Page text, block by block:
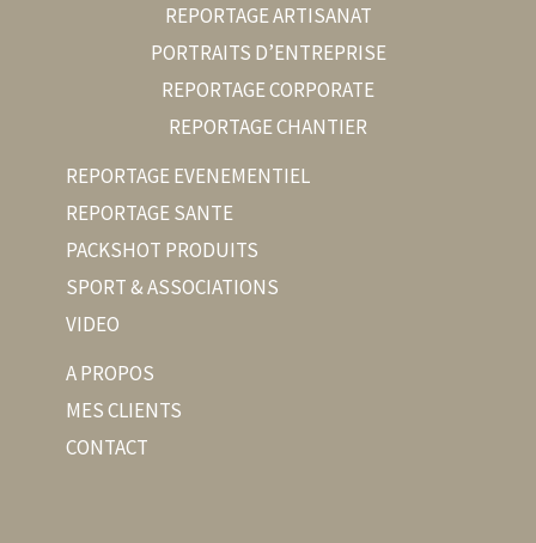
REPORTAGE ARTISANAT
PORTRAITS D’ENTREPRISE
REPORTAGE CORPORATE
REPORTAGE CHANTIER
REPORTAGE EVENEMENTIEL
REPORTAGE SANTE
PACKSHOT PRODUITS
SPORT & ASSOCIATIONS
VIDEO
A PROPOS
MES CLIENTS
CONTACT